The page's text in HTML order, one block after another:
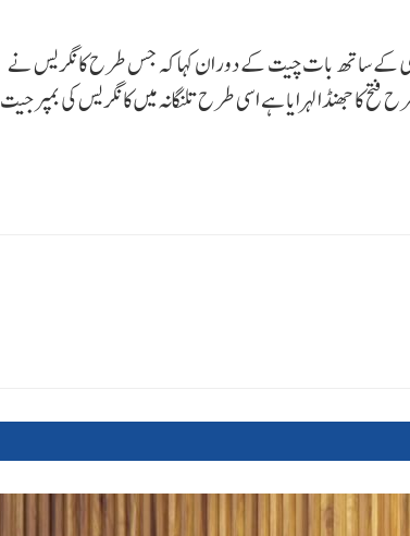
کے ساتھ بات چیت کے دوران کہا کہ جس طرح کانگریس نے
کا جھنڈا لہرایا ہے اسی طرح تلنگانہ میں کانگریس کی بمپر جیت